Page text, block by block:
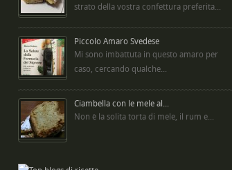
strato della vostra confettura preferita...
Piccolo Amaro Svedese
Mi sono imbattuta in questo amaro per
caso, cercando qualche...
Ciambella con le mele al...
Non è la solita torta di mele, il rum e...